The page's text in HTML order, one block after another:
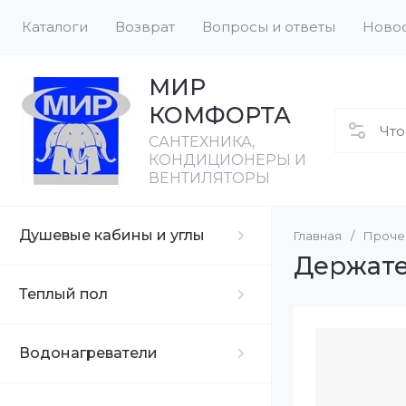
Каталоги Возврат Вопросы и ответы
МИР
КОМФОРТА
CАНТЕХНИКА,
КОНДИЦИОНЕРЫ И
ВЕНТИЛЯТОРЫ
Душевые кабины и углы Душевые
Теплый пол
Термокабель
Водонагреватели
С
Объем бака
Конвекторы
Конвектор с
Акриловые
Главная /